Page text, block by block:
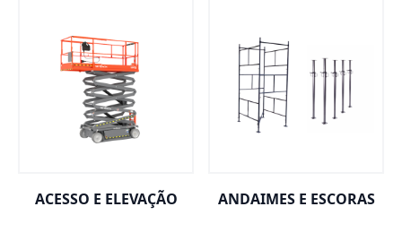
ACESSO E ELEVAÇÃO ANDAIMES E ESCORAS